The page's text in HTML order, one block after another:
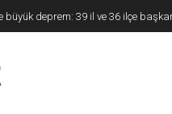
geçecek ilk isim belli oldu: